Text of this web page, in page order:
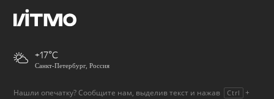
+17
Санкт-Петербург, Россия
Нашли опечатку? Сообщите нам, выделив текст и нажав Ctrl +